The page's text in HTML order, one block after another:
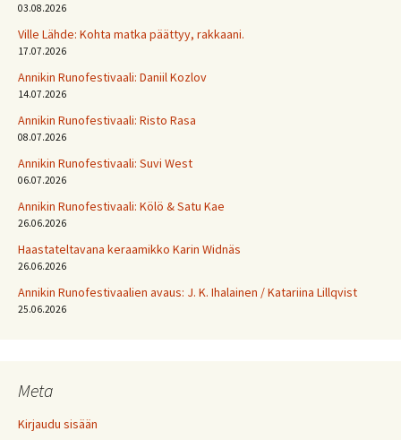
03.08.2026
Ville Lähde: Kohta matka päättyy, rakkaani.
17.07.2026
Annikin Runofestivaali: Daniil Kozlov
14.07.2026
Annikin Runofestivaali: Risto Rasa
08.07.2026
Annikin Runofestivaali: Suvi West
06.07.2026
Annikin Runofestivaali: Kölö & Satu Kae
26.06.2026
Haastateltavana keraamikko Karin Widnäs
26.06.2026
Annikin Runofestivaalien avaus: J. K. Ihalainen / Katariina Lillqvist
25.06.2026
Meta
Kirjaudu sisään